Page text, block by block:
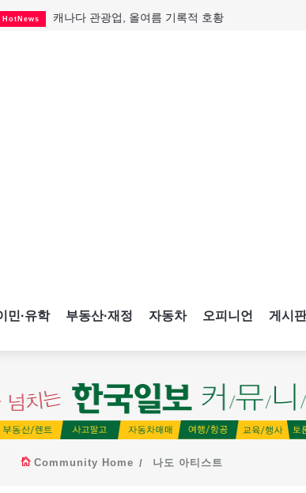
HotNews 캐나다 관광업, 올여름 기록적 호황
민·유학 부동산·재정 자동차 오피니언 게시판
Community Home 나도 아티스트